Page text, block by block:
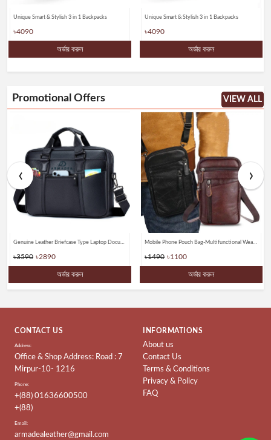
Unique Smart & Stylish 3 in 1 Backpacks
৳4090
অর্ডার করুন
Unique Smart & Stylish 3 in 1 Backpacks
৳4090
অর্ডার করুন
Promotional Offers VIEW ALL
Genuine Leather Briefcase Type Laptop Document Carry A4 Messenger Bags
৳3590 ৳2890
অর্ডার করুন
Mobile Phone Pouch Bag-Multifunctional Wear belt Waist & Shoulder Bagss
৳1490 ৳1100
অর্ডার করুন
‹ ›
CONTACT US
Address:
Office & Shop Address: Road : 7
Mirpur-10- 1216
Phone:
+(88) 01636600500
+(88)
Email:
armadealeather@gmail.com
INFORMATIONS
About us
Contact Us
Terms & Conditions
Privacy & Policy
FAQ